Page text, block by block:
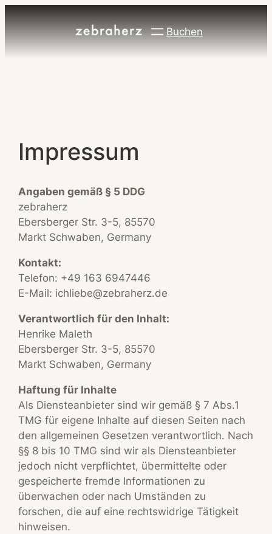
Buchen
Impressum
Angaben gemäß § 5 DDG
zebraherz
Ebersberger Str. 3-5, 85570
Markt Schwaben, Germany
Kontakt:
Telefon: +49 163 6947446
E-Mail: ichliebe@zebraherz.de
Verantwortlich für den Inhalt:
Henrike Maleth
Ebersberger Str. 3-5, 85570
Markt Schwaben, Germany
Haftung für Inhalte
Als Diensteanbieter sind wir gemäß § 7 Abs.1
TMG für eigene Inhalte auf diesen Seiten nach
den allgemeinen Gesetzen verantwortlich. Nach
§§ 8 bis 10 TMG sind wir als Diensteanbieter
jedoch nicht verpflichtet, übermittelte oder
gespeicherte fremde Informationen zu
überwachen oder nach Umständen zu
forschen, die auf eine rechtswidrige Tätigkeit
hinweisen.